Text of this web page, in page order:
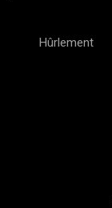
Hûrlement